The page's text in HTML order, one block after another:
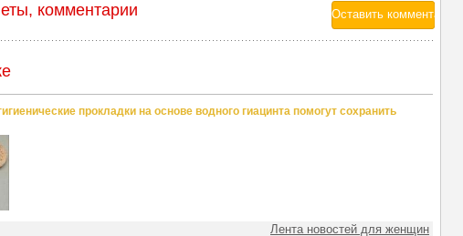
комментарии
прокладки на основе водного гиацинта помогут сохранить
Лента новостей для женщин